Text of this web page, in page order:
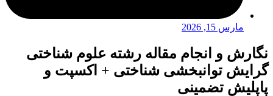
مارس 15, 2026
نگارش و انجام مقاله رشته علوم شناختی
گرایش توانبخشی شناختی + اکسپت و
پاپلیش تضمینی